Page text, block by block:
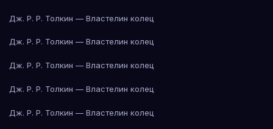
Дж. Р. Р. Толкин — Властелин колец
Дж. Р. Р. Толкин — Властелин колец
Дж. Р. Р. Толкин — Властелин колец
Дж. Р. Р. Толкин — Властелин колец
Дж. Р. Р. Толкин — Властелин колец